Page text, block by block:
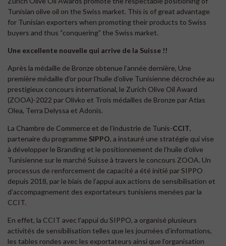
Tunisian olive oil on the Swiss market. This is of great advantage
for Tunisian exporters when promoting their products to Swiss
buyers and thus “conquering” the Swiss market.
Une excellente nouvelle qui arrive de la Suisse !!
Après la médaille de Bronze obtenue l’année dernière, Une
première médaille d’or pour l’huile d’olive Tunisienne décrochée au
prestigieux concours international, le Zurich Olive Oil Award
(ZOOA)-2022 par Olivko et Trois médailles de Bronze par Atlas
Olea, Terra Delyssa et Adonis.
La Chambre de Commerce et de l’industrie de Tunis-CCIT,
partenaire du programme SIPPO, a instauré une stratégie qui vise
à développer le Branding et le positionnement de l’huile d’olive
Tunisienne sur le marché Suisse à travers le concours ZOOA. Un
processus de renforcement de capacité a été initié par SIPPO
depuis 2018, par le biais de l’appui aux actions de sensibilisation et
d’accompagnement des exportateurs tunisiens menées par la
CCIT.
En effet, la CCIT avec l’appui du SIPPO, a organisé plusieurs
activités de sensibilisation telles que les journées d’informations,
les tables rondes avec les exportateurs ainsi que l’organisation